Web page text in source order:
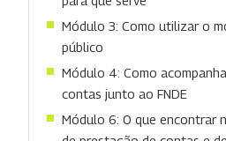
Módulo 3: Como utilizar o
público
Módulo 4: Como
contas junto ao FNDE
Módulo 6: O que encontrar